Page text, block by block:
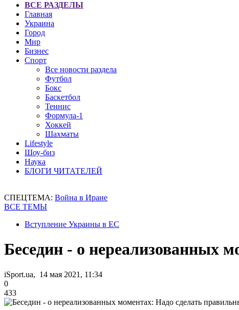
ВСЕ РАЗДЕЛЫ
Главная
Украина
Город
Мир
Бизнес
Спорт
Все новости раздела
Футбол
Бокс
Баскетбол
Теннис
Формула-1
Хоккей
Шахматы
Lifestyle
Шоу-биз
Наука
БЛОГИ ЧИТАТЕЛЕЙ
СПЕЦТЕМА: Война в Иране
ВСЕ ТЕМЫ
Вступление Украины в ЕС
Беседин - о нереализованных
iSport.ua, 14 мая 2021, 11:34
0
433